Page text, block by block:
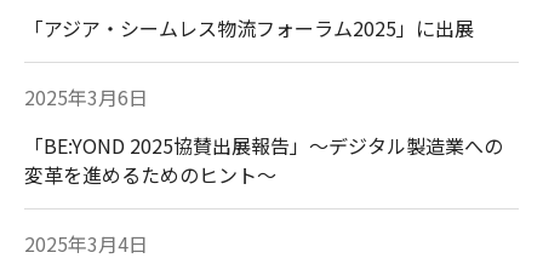
「アジア・シームレス物流フォーラム2025」に出展
2025年3月6日
「BE:YOND 2025協賛出展報告」～デジタル製造業への
変革を進めるためのヒント～
2025年3月4日